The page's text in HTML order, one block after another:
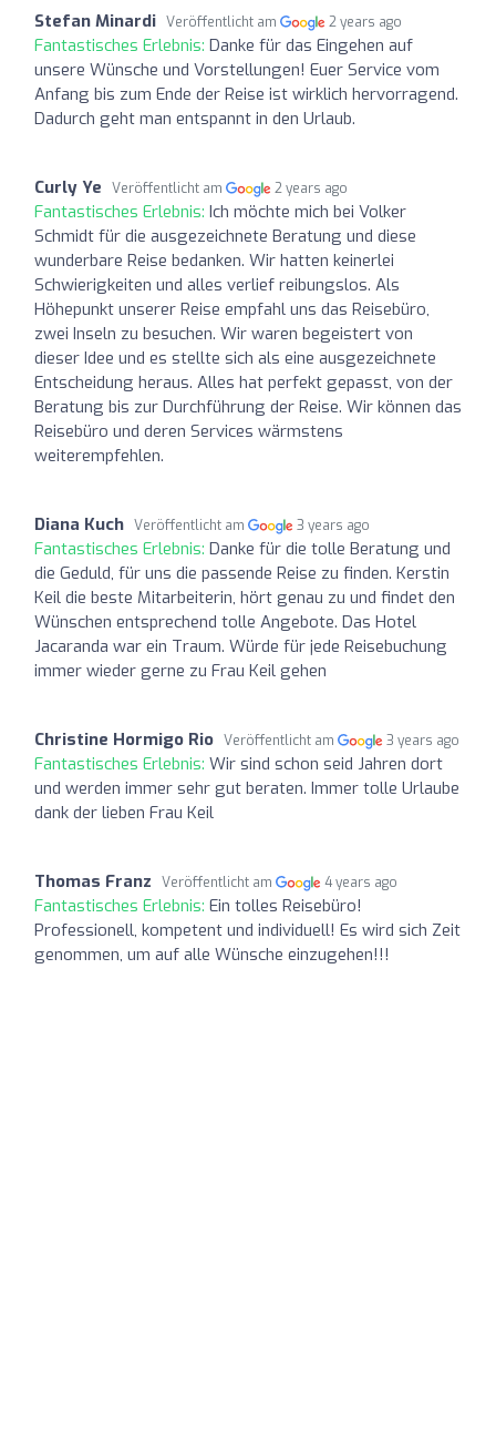
Stefan Minardi Veröffentlicht am 2 years ago
Fantastisches Erlebnis: Danke für das Eingehen auf
unsere Wünsche und Vorstellungen! Euer Service vom
Anfang bis zum Ende der Reise ist wirklich hervorragend.
Dadurch geht man entspannt in den Urlaub.
Curly Ye Veröffentlicht am 2 years ago
Fantastisches Erlebnis: Ich möchte mich bei Volker
Schmidt für die ausgezeichnete Beratung und diese
wunderbare Reise bedanken. Wir hatten keinerlei
Schwierigkeiten und alles verlief reibungslos. Als
Höhepunkt unserer Reise empfahl uns das Reisebüro,
zwei Inseln zu besuchen. Wir waren begeistert von
dieser Idee und es stellte sich als eine ausgezeichnete
Entscheidung heraus. Alles hat perfekt gepasst, von der
Beratung bis zur Durchführung der Reise. Wir können das
Reisebüro und deren Services wärmstens
weiterempfehlen.
Diana Kuch Veröffentlicht am 3 years ago
Fantastisches Erlebnis: Danke für die tolle Beratung und
die Geduld, für uns die passende Reise zu finden. Kerstin
Keil die beste Mitarbeiterin, hört genau zu und findet den
Wünschen entsprechend tolle Angebote. Das Hotel
Jacaranda war ein Traum. Würde für jede Reisebuchung
immer wieder gerne zu Frau Keil gehen
Christine Hormigo Rio Veröffentlicht am 3 years ago
Fantastisches Erlebnis: Wir sind schon seid Jahren dort
und werden immer sehr gut beraten. Immer tolle Urlaube
dank der lieben Frau Keil
Thomas Franz Veröffentlicht am 4 years ago
Fantastisches Erlebnis: Ein tolles Reisebüro!
Professionell, kompetent und individuell! Es wird sich Zeit
genommen, um auf alle Wünsche einzugehen!!!